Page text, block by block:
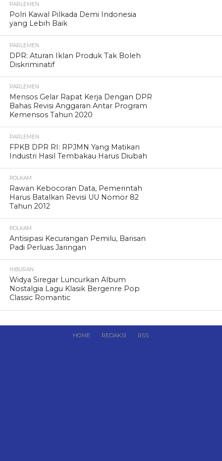
PARLEMEN
Polri Kawal Pilkada Demi Indonesia
yang Lebih Baik
PARLEMEN
DPR: Aturan Iklan Produk Tak Boleh
Diskriminatif
PARLEMEN
Mensos Gelar Rapat Kerja Dengan DPR
Bahas Revisi Anggaran Antar Program
Kemensos Tahun 2020
PARLEMEN
FPKB DPR RI: RPJMN Yang Matikan
Industri Hasil Tembakau Harus Diubah
POLKAM
Rawan Kebocoran Data, Pemerintah
Harus Batalkan Revisi UU Nomor 82
Tahun 2012
POLKAM
Antisipasi Kecurangan Pemilu, Barisan
Padi Perluas Jaringan
HIBURAN
Widya Siregar Luncurkan Album
Nostalgia Lagu Klasik Bergenre Pop
Classic Romantic
HOME REDAKSI RSS